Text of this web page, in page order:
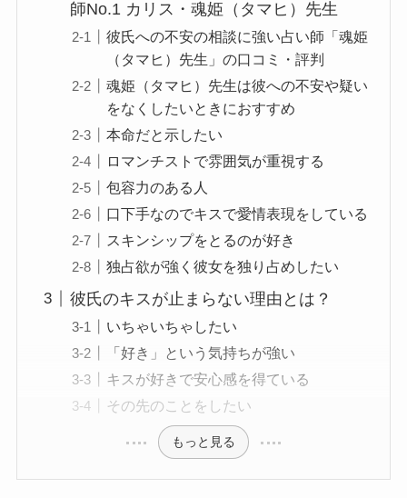
師No.1 カリス・魂姫（タマヒ）先生
彼氏への不安の相談に強い占い師「魂姫
（タマヒ）先生」の口コミ・評判
魂姫（タマヒ）先生は彼への不安や疑い
をなくしたいときにおすすめ
本命だと示したい
ロマンチストで雰囲気が重視する
包容力のある人
口下手なのでキスで愛情表現をしている
スキンシップをとるのが好き
独占欲が強く彼女を独り占めしたい
彼氏のキスが止まらない理由とは？
いちゃいちゃしたい
「好き」という気持ちが強い
キスが好きで安心感を得ている
その先のことをしたい
もっと見る